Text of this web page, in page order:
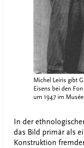
Michel Leiris gibt
Eisens bei den
um 1947 im
In der
das Bild primär als
Konstruktion